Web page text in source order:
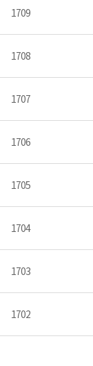
1709
1708
1707
1706
1705
1704
1703
1702